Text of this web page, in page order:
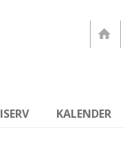
ISERV KALENDER